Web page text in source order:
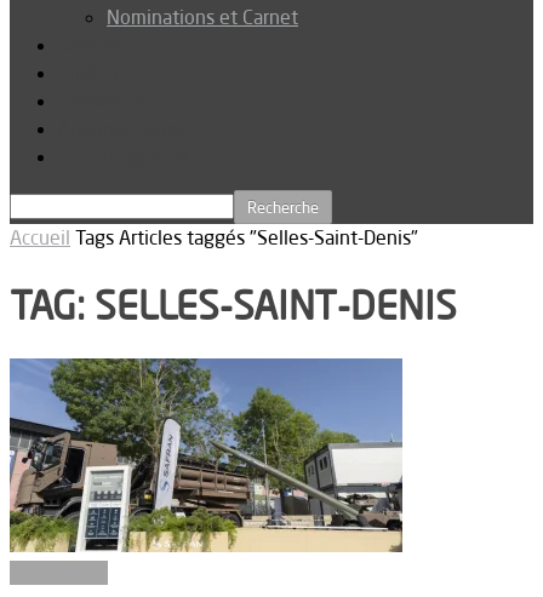
Nominations et Carnet
Accueil Tags Articles taggés "Selles-Saint-Denis"
TAG: SELLES-SAINT-DENIS